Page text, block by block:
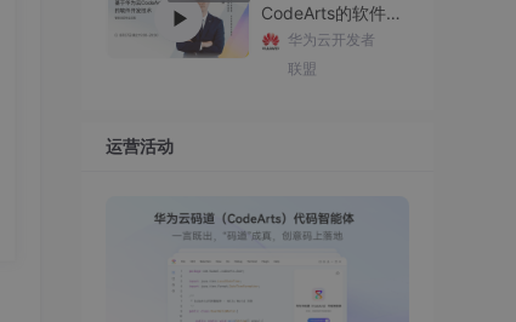
CodeArts的软件开
发技术华为云开发者
联盟
运营活动